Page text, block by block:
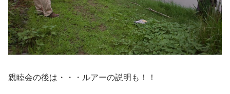
親睦会の後は・・・ルアーの説明も！！